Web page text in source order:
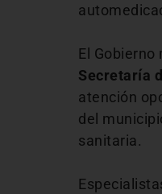
El
Secretaría
atención
del
sanitaria.